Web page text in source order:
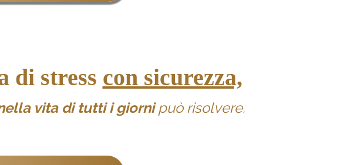
di stress con sicurezza,
vita di tutti i giornipuò risolvere.